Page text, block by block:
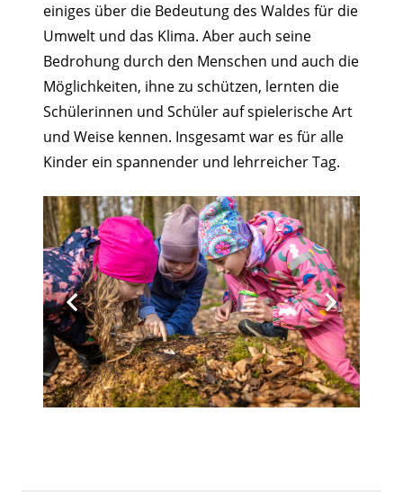
einiges über die Bedeutung des Waldes für die
Umwelt und das Klima. Aber auch seine
Bedrohung durch den Menschen und auch die
Möglichkeiten, ihne zu schützen, lernten die
Schülerinnen und Schüler auf spielerische Art
und Weise kennen. Insgesamt war es für alle
Kinder ein spannender und lehrreicher Tag.